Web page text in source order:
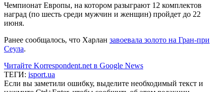
Чемпионат Европы, на котором разыграют 12 комплектов
наград (по шесть среди мужчин и женщин) пройдет до 22
июня.
Ранее сообщалось, что Харлан завоевала золото на Гран-при
Сеула.
Читайте Korrespondent.net в Google News
ТЕГИ: isport.ua
Если вы заметили ошибку, выделите необходимый текст и